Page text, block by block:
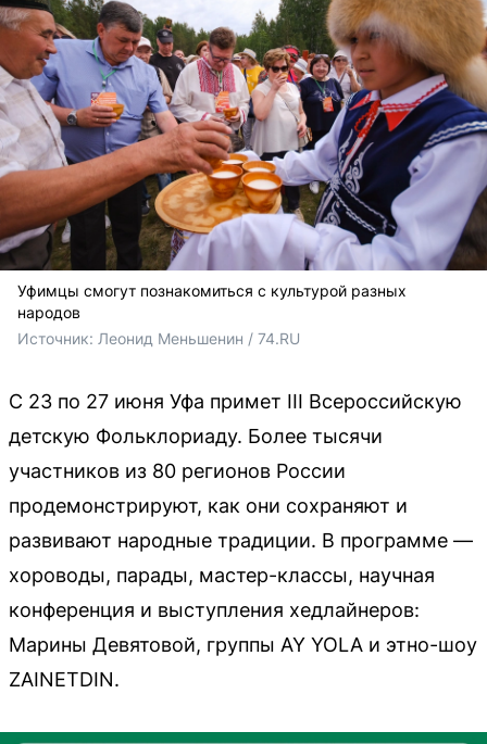
Уфимцы смогут познакомиться с культурой разных
народов
Источник: Леонид Меньшенин / 74.RU
С 23 по 27 июня Уфа примет III Всероссийскую
детскую Фольклориаду. Более тысячи
участников из 80 регионов России
продемонстрируют, как они сохраняют и
развивают народные традиции. В программе —
хороводы, парады, мастер-классы, научная
конференция и выступления хедлайнеров:
Марины Девятовой, группы AY YOLA и этно-шоу
ZAINETDIN.